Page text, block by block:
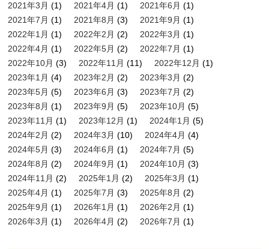
2021年3月 (1) 2021年4月 (1) 2021年6月 (1)
2021年7月 (1) 2021年8月 (3) 2021年9月 (1)
2022年1月 (1) 2022年2月 (2) 2022年3月 (1)
2022年4月 (1) 2022年5月 (2) 2022年7月 (1)
2022年10月 (3) 2022年11月 (11) 2022年12月 (1)
2023年1月 (4) 2023年2月 (2) 2023年3月 (2)
2023年5月 (5) 2023年6月 (3) 2023年7月 (2)
2023年8月 (1) 2023年9月 (5) 2023年10月 (5)
2023年11月 (1) 2023年12月 (1) 2024年1月 (5)
2024年2月 (2) 2024年3月 (10) 2024年4月 (4)
2024年5月 (3) 2024年6月 (1) 2024年7月 (5)
2024年8月 (2) 2024年9月 (1) 2024年10月 (3)
2024年11月 (2) 2025年1月 (2) 2025年3月 (1)
2025年4月 (1) 2025年7月 (3) 2025年8月 (2)
2025年9月 (1) 2026年1月 (1) 2026年2月 (1)
2026年3月 (1) 2026年4月 (2) 2026年7月 (1)